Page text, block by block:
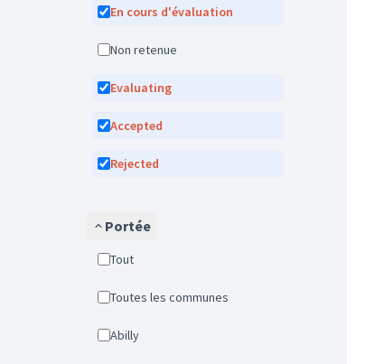
En cours d'évaluation
Non retenue
Evaluating
Accepted
Rejected
Portée
Tout
Toutes les communes
Abilly